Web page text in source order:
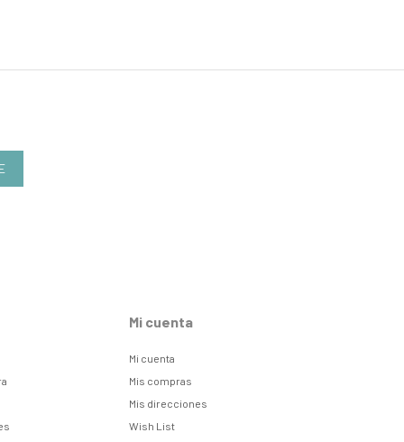
Mi cuenta
Mi cuenta
Mis compras
Mis direcciones
Wish List